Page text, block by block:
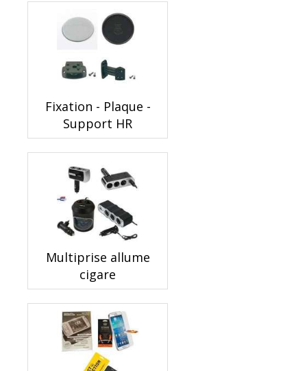
Fixation - Plaque -
Support HR
Multiprise allume
cigare